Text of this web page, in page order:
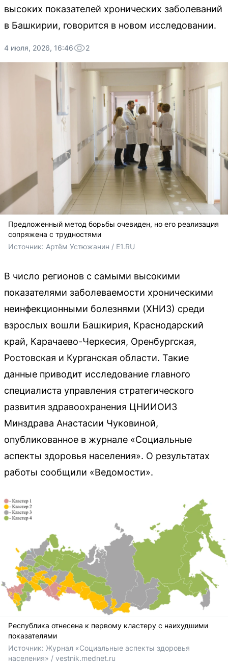
высоких показателей хронических заболеваний
в Башкирии, говорится в новом исследовании.
4 июля, 2026, 16:46 2
Предложенный метод борьбы очевиден, но его реализация
сопряжена с трудностями
Источник: Артём Устюжанин / E1.RU
В число регионов с самыми высокими
показателями заболеваемости хроническими
неинфекционными болезнями (ХНИЗ) среди
взрослых вошли Башкирия, Краснодарский
край, Карачаево-Черкесия, Оренбургская,
Ростовская и Курганская области. Такие
данные приводит исследование главного
специалиста управления стратегического
развития здравоохранения ЦНИИОИЗ
Минздрава Анастасии Чуковиной,
опубликованное в журнале «Социальные
аспекты здоровья населения». О результатах
работы сообщили «Ведомости».
Республика отнесена к первому кластеру с наихудшими
показателями
Источник: Журнал «Социальные аспекты здоровья
населения» / vestnik.mednet.ru